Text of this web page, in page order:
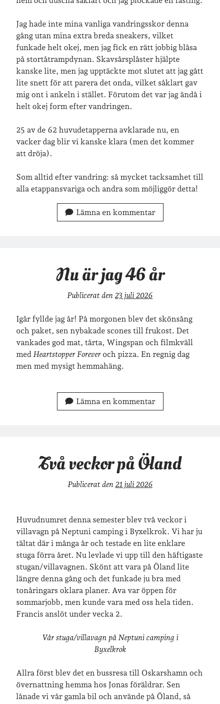
Jag hade inte mina vanliga vandringsskor denna
gång utan mina extra breda sneakers, vilket
funkade helt okej, men jag fick en rätt jobbig blåsa
på stortåtrampdynan. Skavsårsplåster hjälpte
kanske lite, men jag upptäckte mot slutet att jag gått
lite snett för att parera det onda, vilket såklart gav
mig ont i ankeln i stället. Förutom det var jag ändå i
helt okej form efter vandringen.
25 av de 62 huvudetapperna avklarade nu, en
vacker dag blir vi kanske klara (men det kommer
att dröja).
Som alltid efter vandring: så mycket tacksamhet till
alla etappansvariga och andra som möjliggör detta!
Lämna en kommentar
Nu är jag 46 år
Publicerat den 23 juli 2026
Igår fyllde jag år! På morgonen blev det skönsång
och paket, sen nybakade scones till frukost. Det
vankades god mat, tårta, Wingspan och filmkväll
med Heartstopper Forever och pizza. En regnig dag
men med mysigt hemmahäng.
Lämna en kommentar
Två veckor på Öland
Publicerat den 21 juli 2026
Huvudnumret denna semester blev två veckor i
villavagn på Neptuni camping i Byxelkrok. Vi har ju
tältat där i många år och testade en lite enklare
stuga förra året. Nu levlade vi upp till den häftigaste
stugan/villavagnen. Skönt att vara på Öland lite
längre denna gång och det funkade ju bra med
tonåringars oklara planer. Ava var öppen för
sommarjobb, men kunde vara med oss hela tiden.
Francis anslöt under vecka 2.
Vår stuga/villavagn på Neptuni camping i
Byxelkrok
Allra först blev det en bussresa till Oskarshamn och
övernattning hemma hos Jonas föräldrar. Sen
lånade vi vår gamla bil och använde på Öland, så